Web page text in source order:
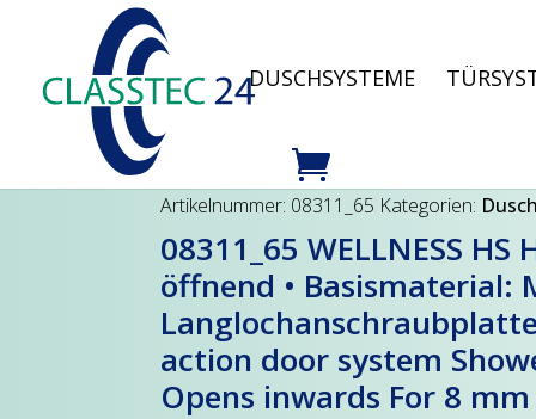
DUSCHSYSTEME
Artikelnummer: 08311_65 Kategorien:
08311_65 WELLNESS
öffnend • Basismaterial:
action door system
Opens inwards For 8